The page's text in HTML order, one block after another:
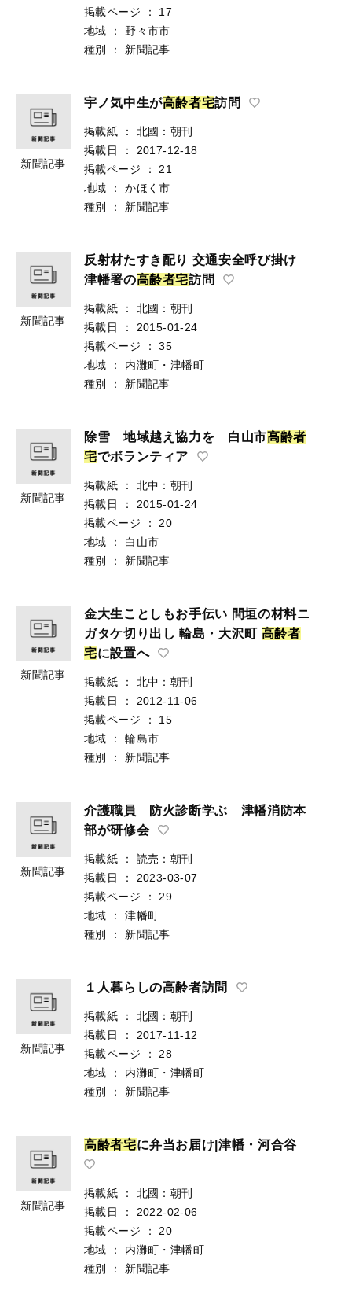
掲載ページ
：
17
地域
：
野々市市
種別
： 新聞記事
新聞記事
宇ノ気中生が高齢者宅訪問
掲載紙 ：
北國：朝刊
掲載日
：
2017-12-18
掲載ページ
：
21
地域
：
かほく市
種別
： 新聞記事
新聞記事
反射材たすき配り 交通安全呼び掛け
津幡署の高齢者宅訪問
掲載紙 ：
北國：朝刊
掲載日
：
2015-01-24
掲載ページ
：
35
地域
：
内灘町・津幡町
種別
： 新聞記事
新聞記事
除雪 地域越え協力を 白山市高齢者
宅でボランティア
掲載紙 ：
北中：朝刊
掲載日
：
2015-01-24
掲載ページ
：
20
地域
：
白山市
種別
： 新聞記事
新聞記事
金大生ことしもお手伝い 間垣の材料ニ
ガタケ切り出し 輪島・大沢町 高齢者
宅に設置へ
掲載紙 ：
北中：朝刊
掲載日
：
2012-11-06
掲載ページ
：
15
地域
：
輪島市
種別
： 新聞記事
新聞記事
介護職員 防火診断学ぶ 津幡消防本
部が研修会
掲載紙 ：
読売：朝刊
掲載日
：
2023-03-07
掲載ページ
：
29
地域
：
津幡町
種別
： 新聞記事
新聞記事
１人暮らしの高齢者訪問
掲載紙 ：
北國：朝刊
掲載日
：
2017-11-12
掲載ページ
：
28
地域
：
内灘町・津幡町
種別
： 新聞記事
新聞記事
高齢者宅に弁当お届け|津幡・河合谷
掲載紙 ：
北國：朝刊
掲載日
：
2022-02-06
掲載ページ
：
20
地域
：
内灘町・津幡町
種別
： 新聞記事